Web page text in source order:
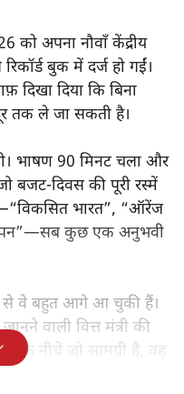
को अपना नौवाँ केंद्रीय
बुक में दर्ज हो गईं।
दिया कि बिना
तक ले जा सकती है।
भाषण 90 मिनट चला और
बजट‑दिवस की पूरी रस्में
भारत”, “ऑरेंज
कुछ एक अनुभवी
से वे बहुत आगे आ चुकी हैं।
वाली वित्त मंत्री की
के नीचे जो सामग्री है, वह